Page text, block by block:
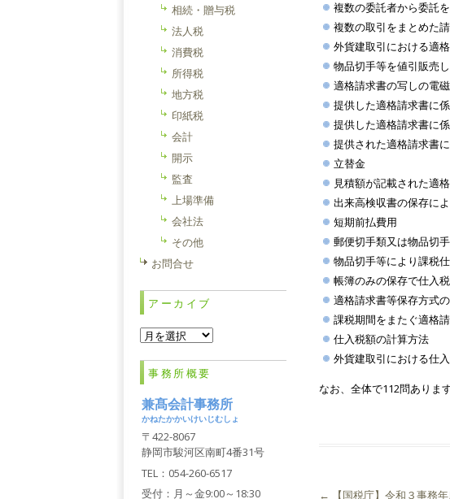
複数の委託者から委託
複数の取引をまとめた
外貨建取引における適
物品切手等を値引販売
適格請求書の写しの電
提供した適格請求書に
提供した適格請求書に
提供された適格請求書
立替金
見積額が記載された適
出来高検収書の保存に
短期前払費用
郵便切手類又は物品切
物品切手等により課税
帳簿のみの保存で仕入
適格請求書等保存方式
課税期間をまたぐ適格
仕入税額の計算方法
外貨建取引における仕
なお、全体で112問ありま
← 【国税庁】令和３事務
相続・贈与税
法人税
消費税
所得税
地方税
印紙税
会計
開示
監査
上場準備
会社法
その他
お問合せ
アーカイブ
ア
カ
イ
ブ
事務所概要
兼髙会計事務所
かねたかかいけいじむしょ
〒422-8067
静岡市駿河区南町4番31号
TEL：054-260-6517
受付：月～金9:00～18:30